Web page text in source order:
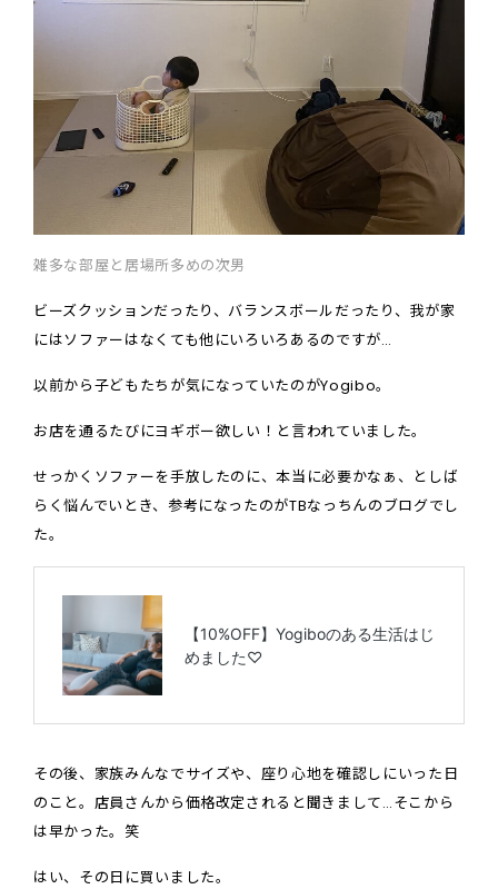
雑多な部屋と居場所多めの次男
ビーズクッションだったり、バランスボールだったり、我が家
にはソファーはなくても他にいろいろあるのですが…
以前から子どもたちが気になっていたのがYogibo。
お店を通るたびにヨギボー欲しい！と言われていました。
せっかくソファーを手放したのに、本当に必要かなぁ、としば
らく悩んでいとき、参考になったのがTBなっちんのブログでし
た。
その後、家族みんなでサイズや、座り心地を確認しにいった日
のこと。店員さんから価格改定されると聞きまして…そこから
は早かった。笑
はい、その日に買いました。